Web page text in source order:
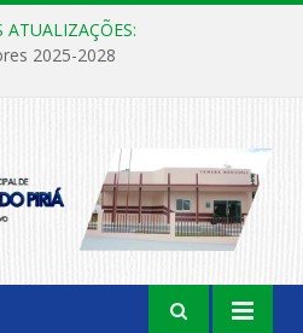
ATUALIZAÇÕES:
2025-2028